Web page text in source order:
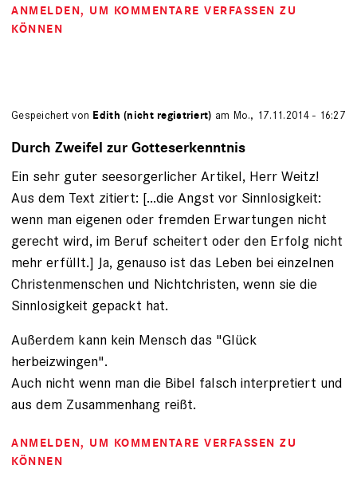
ANMELDEN, UM KOMMENTARE VERFASSEN ZU
KÖNNEN
Gespeichert von Edith (nicht registriert) am Mo., 17.11.2014 - 16:27
Durch Zweifel zur Gotteserkenntnis
Ein sehr guter seesorgerlicher Artikel, Herr Weitz!
Aus dem Text zitiert: [...die Angst vor Sinnlosigkeit:
wenn man eigenen oder fremden Erwartungen nicht
gerecht wird, im Beruf scheitert oder den Erfolg nicht
mehr erfüllt.] Ja, genauso ist das Leben bei einzelnen
Christenmenschen und Nichtchristen, wenn sie die
Sinnlosigkeit gepackt hat.
Außerdem kann kein Mensch das "Glück
herbeizwingen".
Auch nicht wenn man die Bibel falsch interpretiert und
aus dem Zusammenhang reißt.
ANMELDEN, UM KOMMENTARE VERFASSEN ZU
KÖNNEN